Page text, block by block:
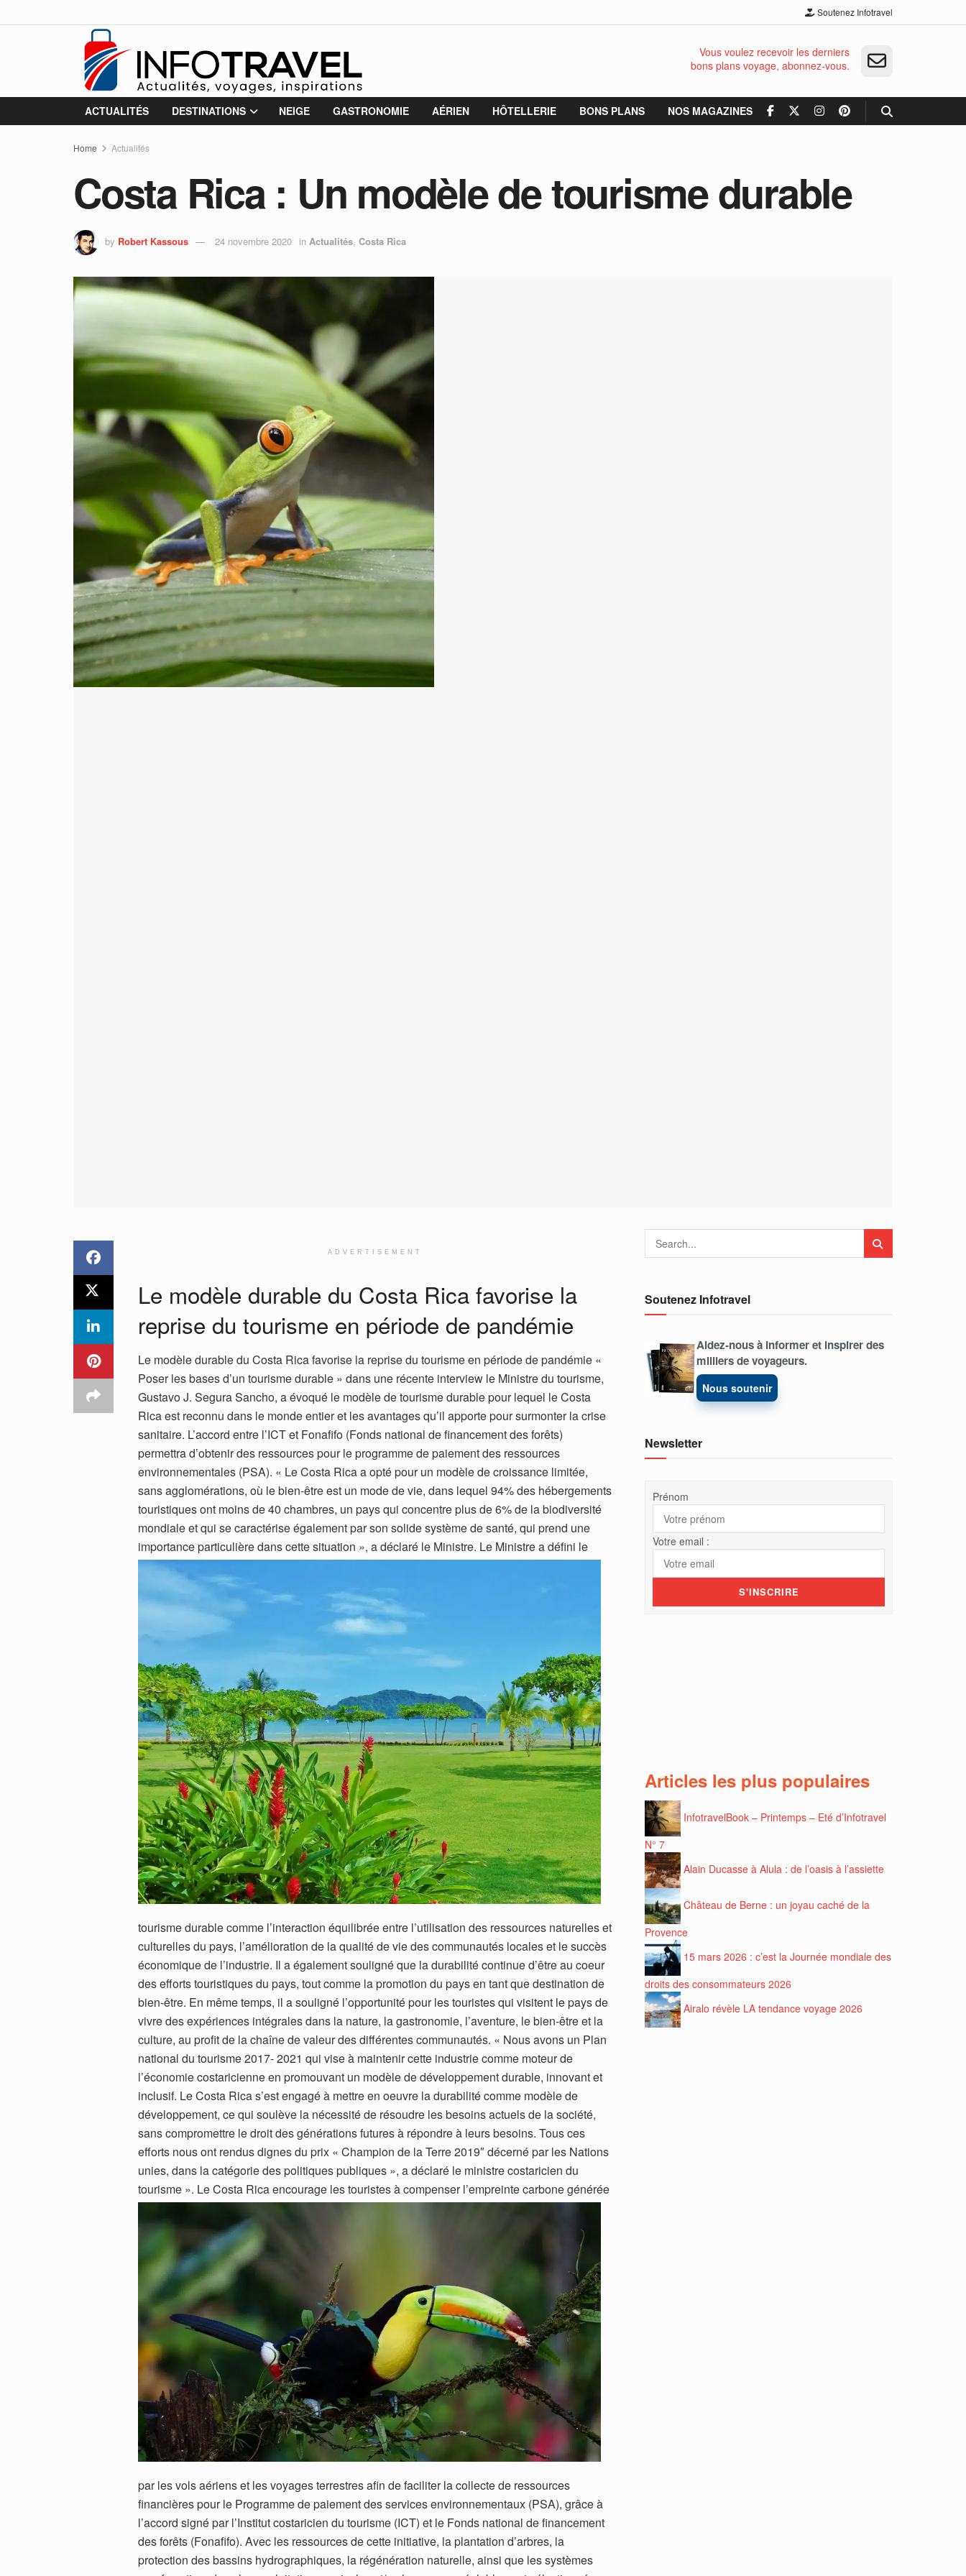
Soutenez Infotravel
Vous voulez recevoir les derniers
bons plans voyage, abonnez-vous.
ACTUALITÉS DESTINATIONS NEIGE GASTRONOMIE AÉRIEN HÔTELLERIE BONS PLANS NOS MAGAZINES
Home Actualités
Costa Rica : Un modèle de tourisme durable
by Robert Kassous 24 novembre 2020 in Actualités, Costa Rica
ADVERTISEMENT
Le modèle durable du Costa Rica favorise la
reprise du tourisme en période de pandémie
Le modèle durable du Costa Rica favorise la reprise du tourisme en période de pandémie «
Poser les bases d’un tourisme durable » dans une récente interview le Ministre du tourisme,
Gustavo J. Segura Sancho, a évoqué le modèle de tourisme durable pour lequel le Costa
Rica est reconnu dans le monde entier et les avantages qu’il apporte pour surmonter la crise
sanitaire. L’accord entre l’ICT et Fonafifo (Fonds national de financement des forêts)
permettra d’obtenir des ressources pour le programme de paiement des ressources
environnementales (PSA). « Le Costa Rica a opté pour un modèle de croissance limitée,
sans agglomérations, où le bien-être est un mode de vie, dans lequel 94% des hébergements
touristiques ont moins de 40 chambres, un pays qui concentre plus de 6% de la biodiversité
mondiale et qui se caractérise également par son solide système de santé, qui prend une
importance particulière dans cette situation », a déclaré le Ministre. Le Ministre a défini le
tourisme durable comme l’interaction équilibrée entre l’utilisation des ressources naturelles et
culturelles du pays, l’amélioration de la qualité de vie des communautés locales et le succès
économique de l’industrie. Il a également souligné que la durabilité continue d’être au coeur
des efforts touristiques du pays, tout comme la promotion du pays en tant que destination de
bien-être. En même temps, il a souligné l’opportunité pour les touristes qui visitent le pays de
vivre des expériences intégrales dans la nature, la gastronomie, l’aventure, le bien-être et la
culture, au profit de la chaîne de valeur des différentes communautés. « Nous avons un Plan
national du tourisme 2017- 2021 qui vise à maintenir cette industrie comme moteur de
l’économie costaricienne en promouvant un modèle de développement durable, innovant et
inclusif. Le Costa Rica s’est engagé à mettre en oeuvre la durabilité comme modèle de
développement, ce qui soulève la nécessité de résoudre les besoins actuels de la société,
sans compromettre le droit des générations futures à répondre à leurs besoins. Tous ces
efforts nous ont rendus dignes du prix « Champion de la Terre 2019″ décerné par les Nations
unies, dans la catégorie des politiques publiques », a déclaré le ministre costaricien du
tourisme ». Le Costa Rica encourage les touristes à compenser l’empreinte carbone générée
par les vols aériens et les voyages terrestres afin de faciliter la collecte de ressources
financières pour le Programme de paiement des services environnementaux (PSA), grâce à
l’accord signé par l’Institut costaricien du tourisme (ICT) et le Fonds national de financement
des forêts (Fonafifo). Avec les ressources de cette initiative, la plantation d’arbres, la
protection des bassins hydrographiques, la régénération naturelle, ainsi que les systèmes
Soutenez Infotravel
Aidez-nous à informer et inspirer des
milliers de voyageurs.
Nous soutenir
Newsletter
Prénom
Votre email :
Articles les plus populaires
InfotravelBook – Printemps – Eté d’Infotravel
N° 7
Alain Ducasse à Alula : de l’oasis à l’assiette
Château de Berne : un joyau caché de la
Provence
15 mars 2026 : c’est la Journée mondiale des
droits des consommateurs 2026
Airalo révèle LA tendance voyage 2026